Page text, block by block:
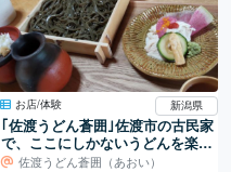
お店/体験 新潟県
｢佐渡うどん蒼囲｣佐渡市の古民家
で、ここにしかないうどんを楽し
む 佐渡うどん蒼囲（あおい）